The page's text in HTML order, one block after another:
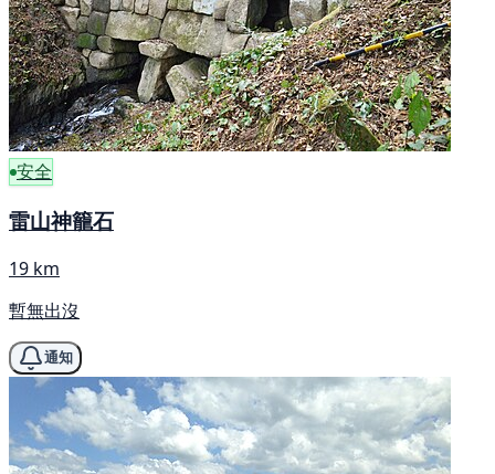
安全
雷山神籠石
19 km
暫無出沒
通知